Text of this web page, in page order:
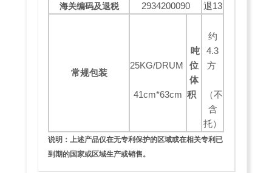
海关编码及退税 2934200090 退13
常规包装
25KG/DRUM
41cm*63cm
吨
位
体
积
约
4.3
方
（不
含
托）
说明：上述产品仅在无专利保护的区域或在相关专利已
到期的国家或区域生产或销售。